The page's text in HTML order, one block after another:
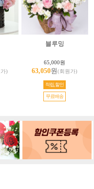
)
블루밍
65,000원
63,050원(회원가)
적립,할인
무료배송